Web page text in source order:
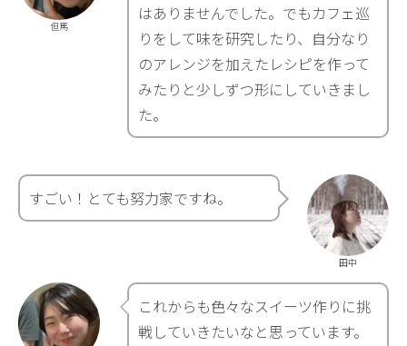
但馬
はありませんでした。でもカフェ巡
りをして味を研究したり、自分なり
のアレンジを加えたレシピを作って
みたりと少しずつ形にしていきまし
た。
田中
すごい！とても努力家ですね。
これからも色々なスイーツ作りに挑
戦していきたいなと思っています。